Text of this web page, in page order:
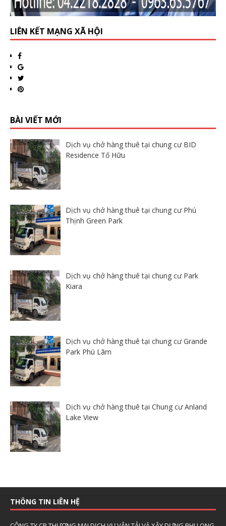
LIÊN KẾT MẠNG XÃ HỘI
BÀI VIẾT MỚI
Dịch vụ chở hàng thuê tại chung cư BID
Residence Tố Hữu
Dịch vụ chở hàng thuê tại chung cư Phú
Thịnh Green Park
Dịch vụ chở hàng thuê tại chung cư Park
Kiara
Dịch vụ chở hàng thuê tại chung cư Grande
Park Phú Lãm
Dịch vụ chở hàng thuê tại Chung cư Anland
Lake View
THÔNG TIN LIÊN HỆ